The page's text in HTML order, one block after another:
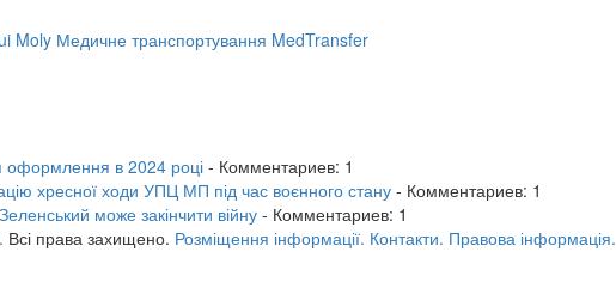
Moly Медичне транспортування MedTransfer
оформлення в 2024 році - Комментариев: 1
хресної ходи УПЦ МП під час воєнного стану - Комментариев: 1
може закінчити війну - Комментариев: 1
Всі права захищено. Розміщення інформації. Контакти. Правова інформація.